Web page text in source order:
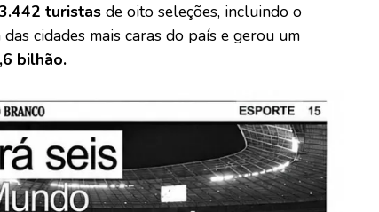
turistas de oito seleções, incluindo o
cidades mais caras do país e gerou um
bilhão.